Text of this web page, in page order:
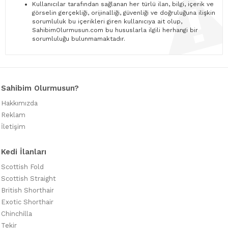
Kullanıcılar tarafından sağlanan her türlü ilan, bilgi, içerik ve
görselin gerçekliği, orijinalliği, güvenliği ve doğruluğuna ilişkin
sorumluluk bu içerikleri giren kullanıcıya ait olup,
SahibimOlurmusun.com bu hususlarla ilgili herhangi bir
sorumluluğu bulunmamaktadır.
Sahibim Olurmusun?
Hakkımızda
Reklam
İletişim
Kedi İlanları
Scottish Fold
Scottish Straight
British Shorthair
Exotic Shorthair
Chinchilla
Tekir